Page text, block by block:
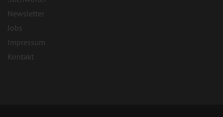
Newsletter
Jobs
Impressum
Kontakt